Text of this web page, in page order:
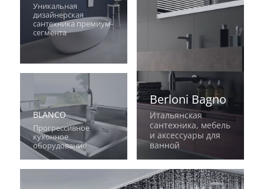
Уникальная
дизайнерская
сантехника премиум-
сегмента
Berloni Bagno
Итальянская
сантехника, мебель
и аксессуары для
ванной
BLANCO
Прогрессивное
кухонное
оборудование